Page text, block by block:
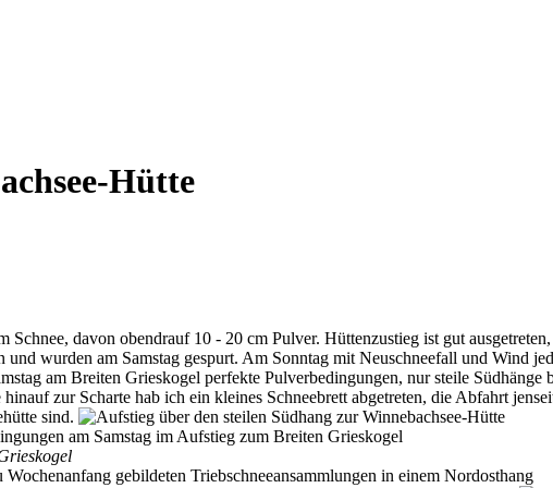
Hütte
davon obendrauf 10 - 20 cm Pulver. Hüttenzustieg ist gut
wurden am Samstag gespurt. Am Sonntag mit Neuschneefall und Wind
am Breiten Grieskogel perfekte Pulverbedingungen, nur steile
zur Scharte hab ich ein kleines Schneebrett abgetreten, die Abfahrt
sind.